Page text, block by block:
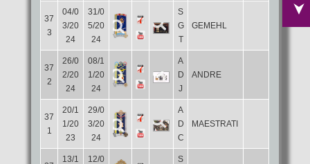
37
3
04/0
3/20
24
31/0
5/20
24
S
G
T
GEMEHL
37
2
26/0
2/20
24
08/1
1/20
24
A
D
J
ANDRE
37
1
20/1
1/20
23
29/0
3/20
24
A
D
C
MAESTRATI
13/1
12/0
S